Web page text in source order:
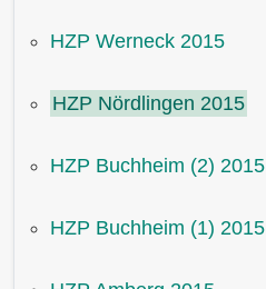
HZP Werneck 2015
HZP Nördlingen 2015
HZP Buchheim (2) 2015
HZP Buchheim (1) 2015